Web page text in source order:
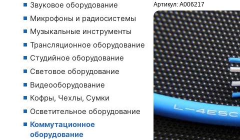
Звуковое оборудование
Микрофоны и радиосистемы
Музыкальные инструменты
Трансляционное оборудование
Студийное оборудование
Световое оборудование
Видеооборудование
Кофры, Чехлы, Сумки
Осветительное оборудование
Коммутационное
оборудование
Артикул: A006217